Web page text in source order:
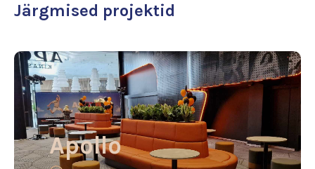
Järgmised projektid
Apollo